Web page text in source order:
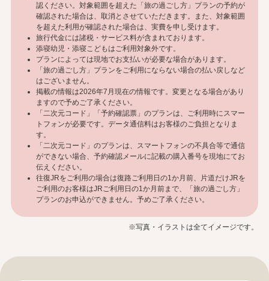
認ください。対象範囲を超えた「旅の過ごし方」プランの予約が
確認された場合は、取消とさせていただきます。また、対象範囲
を超えた利用が確認された場合は、実費を申し受けます。
旅行代金には諸税・サービス料が含まれております。
添寝幼児・添寝こどもはご利用対象外です。
プランによっては現地でお支払いが必要な場合があります。
「旅の過ごし方」プランをご利用にならない場合の払い戻しなど
はございません。
掲載の情報は2026年7月現在の情報です。変更となる場合があり
ますので予めご了承ください。
「二次元コード」「予約確認票」のプランは、ご利用時にスマー
トフォンが必要です。データ通信料はお客様のご負担となりま
す。
「二次元コード」のプランは、スマートフォンの不具合等で通信
ができない場合、予約確認メールに記載の購入番号を現地にてお
伝えください。
往復JRをご利用の場合は復路ご利用日の1か月前、片道だけJRを
ご利用のお客様はJRご利用日の1か月前まで、「旅の過ごし方」
プランのお申込ができません。予めご了承ください。
※写真・イラストは全てイメージです。